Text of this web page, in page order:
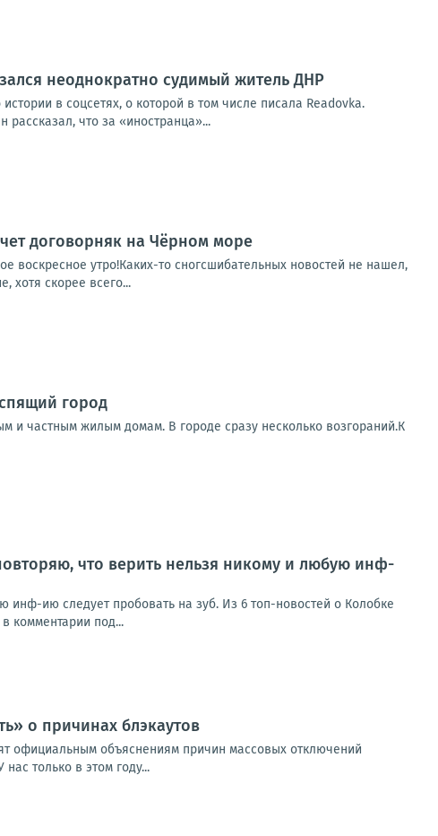
неоднократно судимый житель ДНР
в соцсетях, о которой в том числе писала Readovka.
что за «иностранца»...
договорняк на Чёрном море
воскресное утро!Каких-то сногсшибательных новостей не нашел,
хотя скорее всего...
город
и частным жилым домам. В городе сразу несколько возгораний.К
что верить нельзя никому и любую инф-
ию следует пробовать на зуб. Из 6 топ-новостей о Колобке
комментарии под...
о причинах блэкаутов
официальным объяснениям причин массовых отключений
только в этом году...